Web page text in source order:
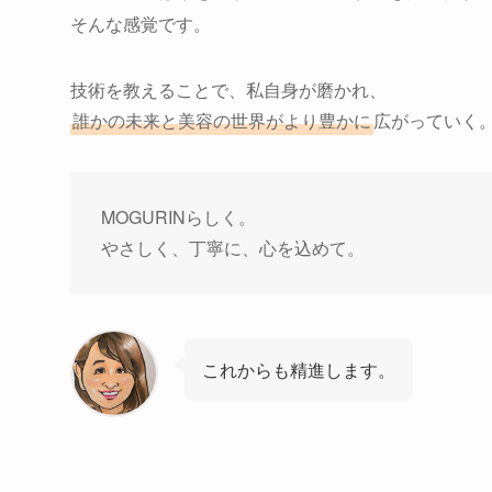
そんな感覚です。
技術を教えることで、私自身が磨かれ、
誰かの未来と美容の世界がより豊かに広がっていく
MOGURINらしく。
やさしく、丁寧に、心を込めて。
これからも精進します。